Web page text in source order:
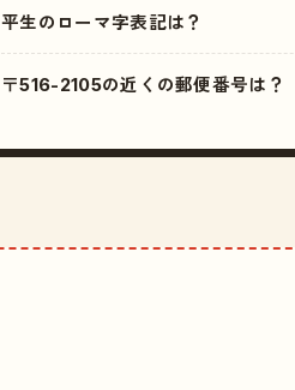
平生のローマ字表記は？
〒516-2105の近くの郵便番号は？